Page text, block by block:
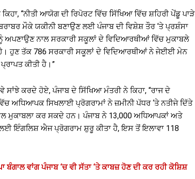
“ਨੀਤੀ ਆਯੋਗ ਦੀ ਰਿਪੋਰਟ ਵਿੱਚ ਸਿੱਖਿਆ ਵਿੱਚ ਸ਼ਹਿਰੀ ਪੇਂਡੂ ਪਾੜੇ
ਮੌਕੇ ਯਕੀਨੀ ਬਣਾਉਣ ਲਈ ਪੰਜਾਬ ਦੀ ਵਿਸ਼ੇਸ਼ ਤੌਰ ‘ਤੇ ਪ੍ਰਸ਼ੰਸਾ
ਨਾਲ ਸਰਕਾਰੀ ਸਕੂਲਾਂ ਦੇ ਵਿਦਿਆਰਥੀਆਂ ਵਿੱਚ ਮੁਕਾਬਲੇ
ਹੁਣ ਤੱਕ 786 ਸਰਕਾਰੀ ਸਕੂਲਾਂ ਦੇ ਵਿਦਿਆਰਥੀਆਂ ਨੇ ਜੇਈਈ ਮੇਨ
ਕੀਤੀ ਹੈ।”
ਕਰਦੇ ਹੋਏ, ਪੰਜਾਬ ਦੇ ਸਿੱਖਿਆ ਮੰਤਰੀ ਨੇ ਕਿਹਾ, “ਰਾਜ ਦੇ
ਅਧਿਆਪਕ ਸਿਖਲਾਈ ਪ੍ਰੋਗਰਾਮਾਂ ਨੇ ਜ਼ਮੀਨੀ ਪੱਧਰ ‘ਤੇ ਨਤੀਜੇ ਦਿੱਤੇ
ਮੁਕਾਬਲਾ ਕਰ ਸਕਦੇ ਹਨ। ਪੰਜਾਬ ਨੇ 13,000 ਅਧਿਆਪਕਾਂ ਅਤੇ
ਇੰਗਲਿਸ਼ ਐਜ ਪ੍ਰੋਗਰਾਮ ਸ਼ੁਰੂ ਕੀਤਾ ਹੈ, ਇਸ ਤੋਂ ਇਲਾਵਾ 118
ਵਾਂਗ ਪੰਜਾਬ ‘ਚ ਵੀ ਸੱਤਾ ‘ਤੇ ਕਾਬਜ਼ ਹੋਣ ਦੀ ਕਰ ਰਹੀ ਕੋਸ਼ਿਸ਼